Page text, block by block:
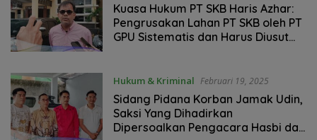
Kuasa Hukum PT SKB Haris Azhar:
Pengrusakan Lahan PT SKB oleh PT
GPU Sistematis dan Harus Diusut
Hukum & Kriminal Februari 19, 2025
Sidang Pidana Korban Jamak Udin,
Saksi Yang Dihadirkan
Dipersoalkan Pengacara Hasbi dan